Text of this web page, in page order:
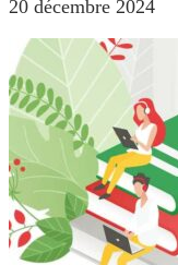
20 décembre 2024